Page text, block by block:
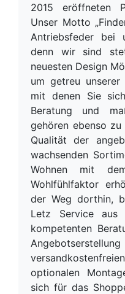
2015 eröffneten
Unser Motto
Antriebsfeder bei
denn wir sind
neuesten Design
um getreu
mit denen Sie
Beratung und
gehören ebenso
Qualität der
wachsenden
Wohnen mit
Wohlfühlfaktor
der Weg dorthin,
Letz Service
kompetenten
optionalen
sich für das